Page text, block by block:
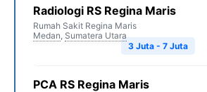
Radiologi RS Regina Maris
Rumah Sakit Regina Maris
Medan, Sumatera Utara
3 Juta - 7 Juta
PCA RS Regina Maris